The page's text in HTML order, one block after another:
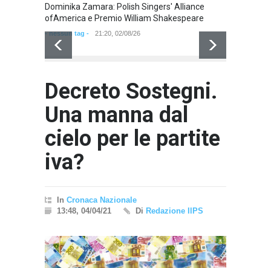
Dominika Zamara: Polish Singers' Alliance
ofAmerica e Premio William Shakespeare
- nessun tag - 21:20, 02/08/26
Decreto Sostegni.
Una manna dal
cielo per le partite
iva?
In Cronaca Nazionale
13:48, 04/04/21
Di Redazione IlPS